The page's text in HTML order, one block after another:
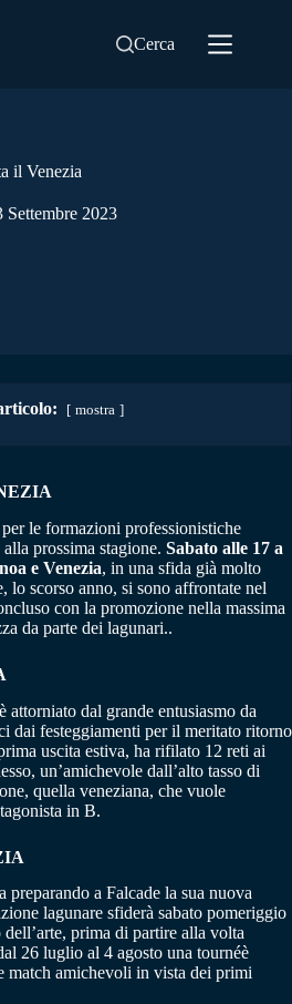
Cerca
il Venezia
Settembre 2023
mostra
le formazioni professionistiche
prossima stagione. Sabato alle 17 a
e Venezia, in una sfida già molto
lo scorso anno, si sono affrontate nel
con la promozione nella massima
da parte dei lagunari..
attorniato dal grande entusiasmo da
dai festeggiamenti per il meritato ritorno
uscita estiva, ha rifilato 12 reti ai
un’amichevole dall’alto tasso di
quella veneziana, che vuole
in B.
preparando a Falcade la sua nuova
lagunare sfiderà sabato pomeriggio
prima di partire alla volta
26 luglio al 4 agosto una tournéè
match amichevoli in vista dei primi